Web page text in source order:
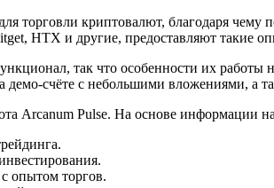
торговли криптовалют, благодаря
HTX и другие, предоставляют такие
так что особенности их
счёте с небольшими вложениями, а
Arcanum Pulse. На основе информации
опытом торгов.